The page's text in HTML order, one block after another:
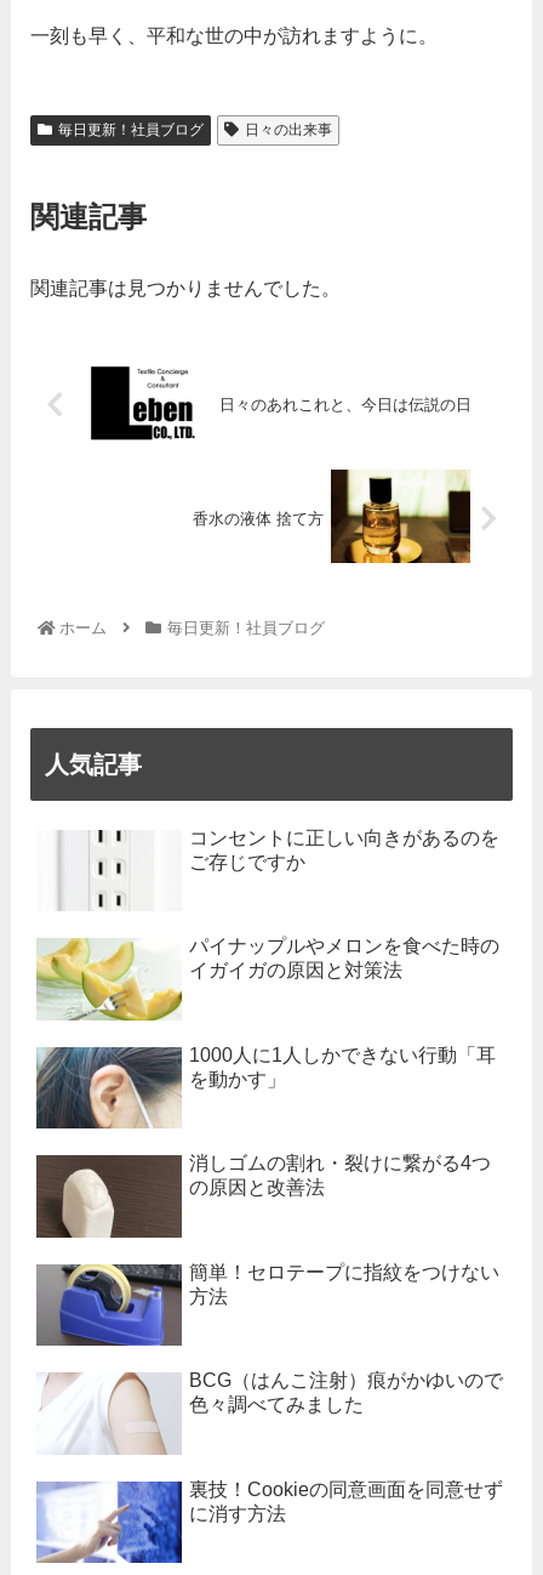
一刻も早く、平和な世の中が訪れますように。
毎日更新！社員ブログ 日々の出来事
関連記事
関連記事は見つかりませんでした。
日々のあれこれと、今日は伝説の日
香水の液体 捨て方
ホーム 毎日更新！社員ブログ
人気記事
コンセントに正しい向きがあるのを
ご存じですか
パイナップルやメロンを食べた時の
イガイガの原因と対策法
1000人に1人しかできない行動「耳
を動かす」
消しゴムの割れ・裂けに繋がる4つ
の原因と改善法
簡単！セロテープに指紋をつけない
方法
BCG（はんこ注射）痕がかゆいので
色々調べてみました
裏技！Cookieの同意画面を同意せず
に消す方法